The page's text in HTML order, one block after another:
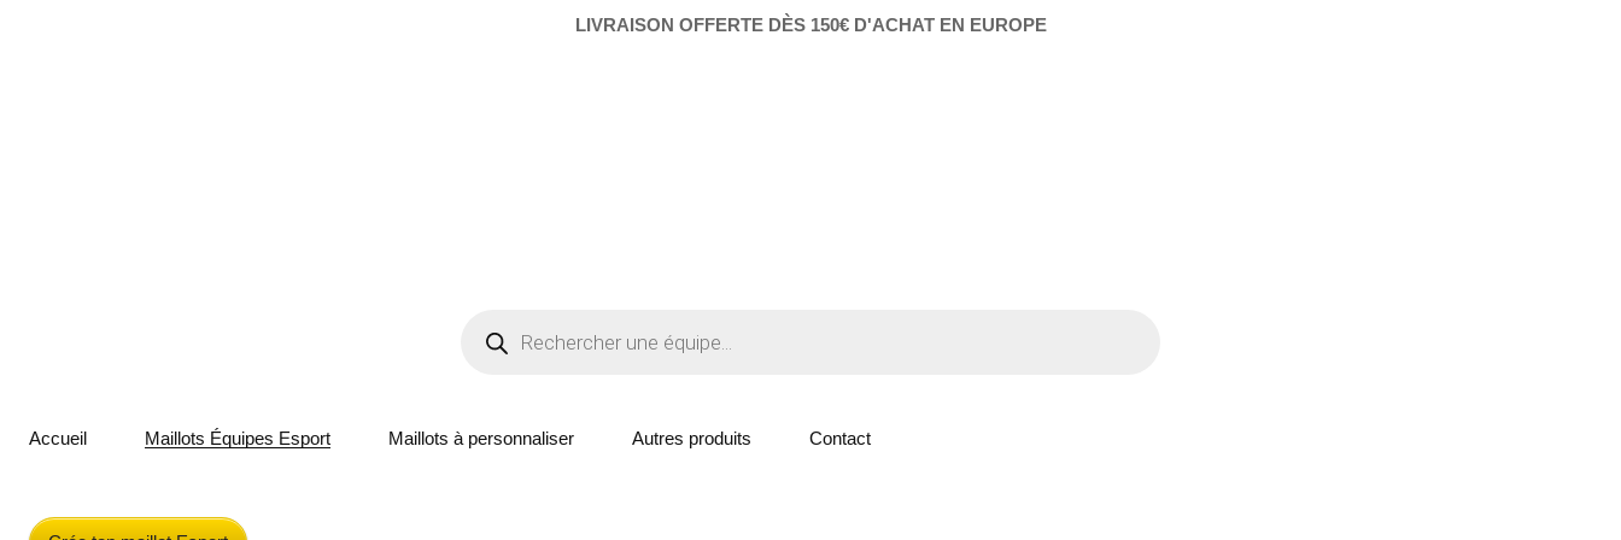
LIVRAISON OFFERTE DÈS 150€ D'ACHAT EN EUROPE
Accueil Maillots Équipes Esport Maillots à personnaliser Autres produits Contact